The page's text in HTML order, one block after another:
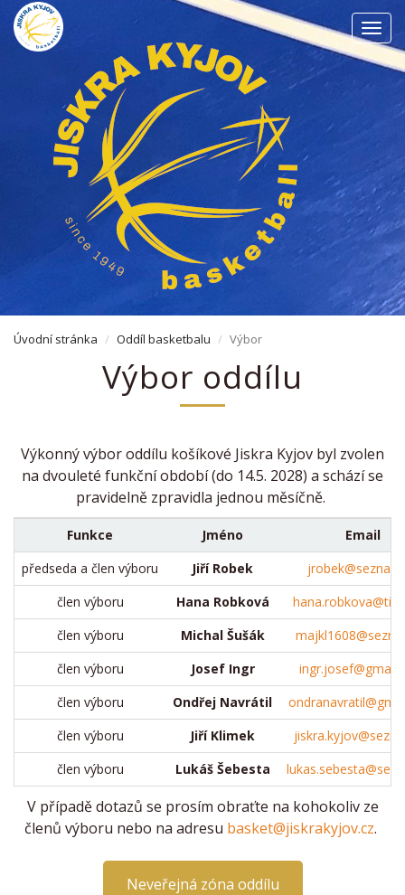
Úvodní stránka Oddíl basketbalu Výbor
Výbor oddílu
Výkonný výbor oddílu košíkové Jiskra Kyjov byl zvolen
na dvouleté funkční období (do 14.5. 2028) a schází se
pravidelně zpravidla jednou měsíčně.
Funkce Jméno
Email
předseda a člen výboru
Jiří Robek
člen výboru
Hana Robková
člen výboru
Michal Šušák
člen výboru
Josef Ingr
člen výboru
Ondřej Navrátil
člen výboru
Jiří Klimek
člen výboru
Lukáš Šebesta
V případě dotazů se prosím obraťte na kohokoliv ze
členů výboru nebo na adresu basket@jiskrakyjov.cz.
Neveřejná zóna oddílu